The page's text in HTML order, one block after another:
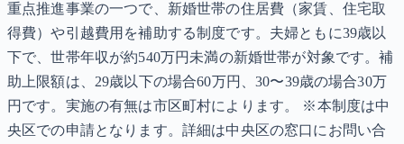
重点推進事業の一つで、新婚世帯の住居費（家賃、住宅取
得費）や引越費用を補助する制度です。夫婦ともに39歳以
下で、世帯年収が約540万円未満の新婚世帯が対象です。補
助上限額は、29歳以下の場合60万円、30〜39歳の場合30万
円です。実施の有無は市区町村によります。 ※本制度は中
央区での申請となります。詳細は中央区の窓口にお問い合